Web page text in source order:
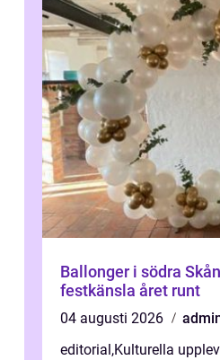
Ballonger i södra
festkänsla året runt
04 augusti 2026
editorial ,Kulturella